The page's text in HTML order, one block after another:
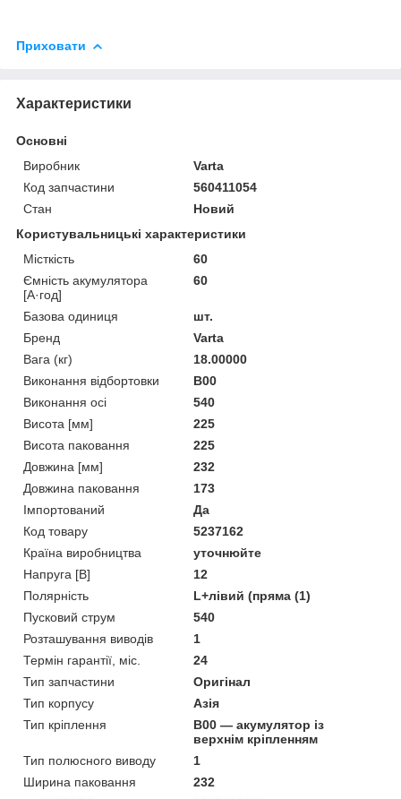
Приховати
Характеристики
Основні
Виробник
Varta
Код запчастини
560411054
Стан
Новий
Користувальницькі характеристики
Місткість
60
Ємність акумулятора
[А·год]
60
Базова одиниця
шт.
Бренд
Varta
Вага (кг)
18.00000
Виконання відбортовки
B00
Виконання осі
540
Висота [мм]
225
Висота паковання
225
Довжина [мм]
232
Довжина паковання
173
Імпортований
Да
Код товару
5237162
Країна виробництва
уточнюйте
Напруга [В]
12
Полярність
L+лівий (пряма (1)
Пусковий струм
540
Розташування виводів
1
Термін гарантії, міс.
24
Тип запчастини
Оригінал
Тип корпусу
Азія
Тип кріплення
B00 — акумулятор із
верхнім кріпленням
Тип полюсного виводу
1
Ширина паковання
232